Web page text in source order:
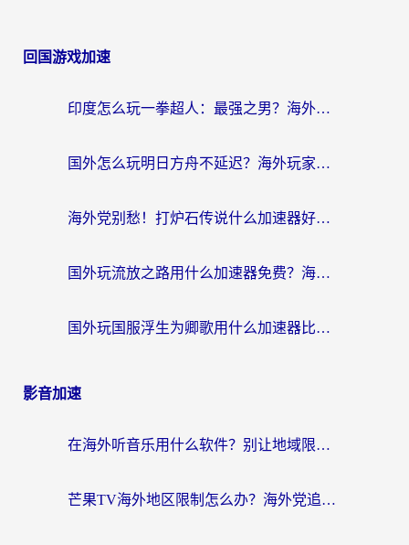
回国游戏加速
印度怎么玩一拳超人：最强之男？海外党国服游戏加速避坑指南
国外怎么玩明日方舟不延迟？海外玩家国服游戏加速终极指南（附DNF梦幻诛仙解决方案）
海外党别愁！打炉石传说什么加速器好用？3个实用技巧解决国服游戏卡顿
国外玩流放之路用什么加速器免费？海外党亲测有效的国服游戏加速指南
国外玩国服浮生为卿歌用什么加速器比较好？海外党亲测不踩坑指南
影音加速
在海外听音乐用什么软件？别让地域限制断了你的华语歌单
芒果TV海外地区限制怎么办？海外党追剧看片的实用加速器选择指南